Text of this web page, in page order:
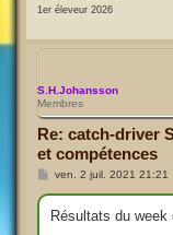
1er éleveur 2026
S.H.Johansson
Membres
Re: catch-driver
et compétences
M
s
ven. 2 juil. 2021 21:21
Résultats du week